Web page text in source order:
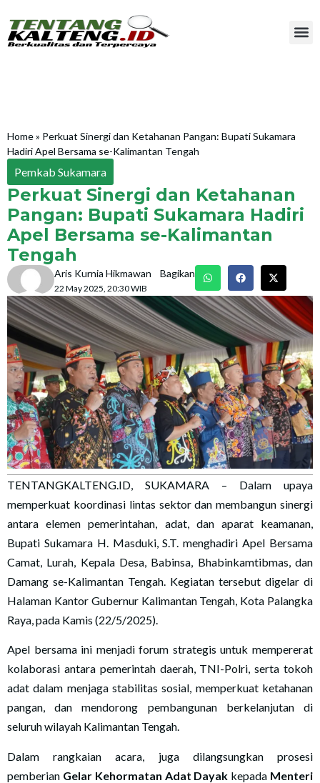
Home» Perkuat Sinergi dan Ketahanan Pangan: Bupati Sukamara
Hadiri Apel Bersama se-Kalimantan Tengah
Pemkab Sukamara
Perkuat Sinergi dan Ketahanan
Pangan: Bupati Sukamara Hadiri
Apel Bersama se-Kalimantan
Tengah
Aris Kurnia Hikmawan
22 May 2025, 20:30 WIB
Bagikan
TENTANGKALTENG.ID, SUKAMARA – Dalam upaya
memperkuat koordinasi lintas sektor dan membangun sinergi
antara elemen pemerintahan, adat, dan aparat keamanan,
Bupati Sukamara H. Masduki, S.T. menghadiri Apel Bersama
Camat, Lurah, Kepala Desa, Babinsa, Bhabinkamtibmas, dan
Damang se-Kalimantan Tengah. Kegiatan tersebut digelar di
Halaman Kantor Gubernur Kalimantan Tengah, Kota Palangka
Raya, pada Kamis (22/5/2025).
Apel bersama ini menjadi forum strategis untuk mempererat
kolaborasi antara pemerintah daerah, TNI-Polri, serta tokoh
adat dalam menjaga stabilitas sosial, memperkuat ketahanan
pangan, dan mendorong pembangunan berkelanjutan di
seluruh wilayah Kalimantan Tengah.
Dalam rangkaian acara, juga dilangsungkan prosesi
pemberian Gelar Kehormatan Adat Dayak kepada Menteri